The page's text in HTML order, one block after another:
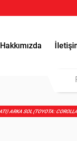
Hakkımızda
ARKA SOL (TOYOTA: